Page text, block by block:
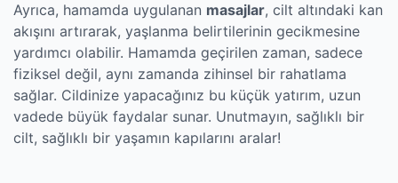
Ayrıca, hamamda uygulanan masajlar, cilt altındaki kan
akışını artırarak, yaşlanma belirtilerinin gecikmesine
yardımcı olabilir. Hamamda geçirilen zaman, sadece
fiziksel değil, aynı zamanda zihinsel bir rahatlama
sağlar. Cildinize yapacağınız bu küçük yatırım, uzun
vadede büyük faydalar sunar. Unutmayın, sağlıklı bir
cilt, sağlıklı bir yaşamın kapılarını aralar!